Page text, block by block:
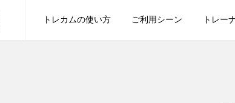
トレカムの使い方 ご利用シーン トレー